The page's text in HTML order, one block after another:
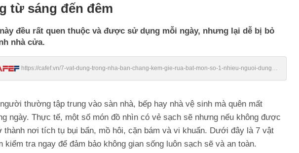
từ sáng đến đêm
đều rất quen thuộc và được sử dụng mỗi ngày, nhưng lại dễ bị bỏ
nhà cửa.
https://cafef.vn/7-vat-dung-trong-nha-ban-chang-kem-gie-rua-bat-mon-so-1-nhieu-nguoi-dung-
thường tập trung vào sàn nhà, bếp hay nhà vệ sinh mà quên mất
ngày. Thực tế, một số món đồ nhìn có vẻ sạch sẽ nhưng nếu không được
nơi tích tụ bụi bẩn, mồ hôi, cặn bám và vi khuẩn. Dưới đây là 7 vật
kiểm tra ngay để đảm bảo không gian sống luôn sạch sẽ và an toàn.